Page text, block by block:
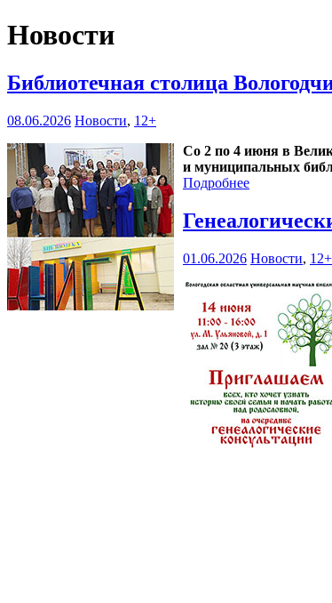
Новости
Библиотечная столица
08.06.2026 Новости, 12+
Со 2 по 4 июня в
и муниципальных
Подробнее
01.06.2026 Новости, 12+